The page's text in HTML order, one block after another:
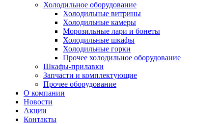
Холодильное оборудование
Холодильные витрины
Холодильные камеры
Морозильные лари и бонеты
Холодильные шкафы
Холодильные горки
Прочее холодильное оборудование
Шкафы-прилавки
Запчасти и комплектующие
Прочее оборудование
О компании
Новости
Акции
Контакты